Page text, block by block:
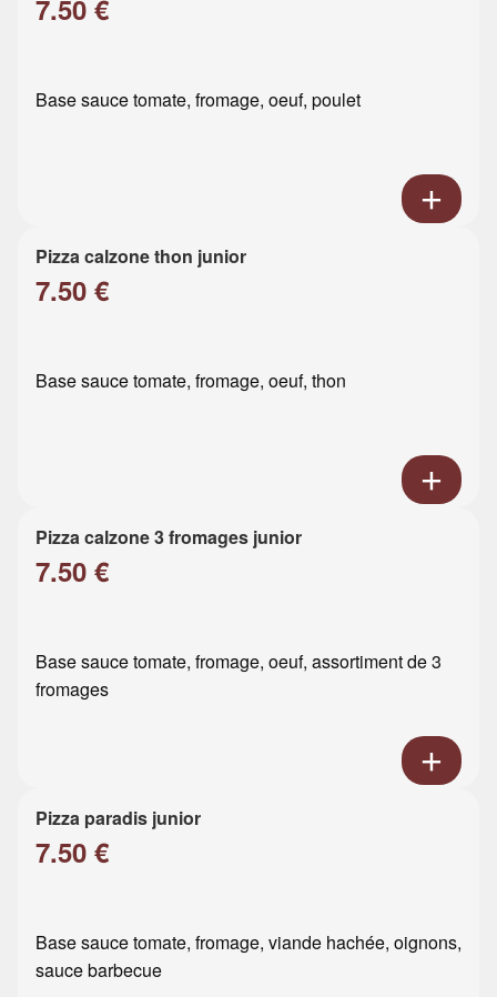
7.50 €
Base sauce tomate, fromage, oeuf, poulet
Pizza calzone thon junior
7.50 €
Base sauce tomate, fromage, oeuf, thon
Pizza calzone 3 fromages junior
7.50 €
Base sauce tomate, fromage, oeuf, assortiment de 3
fromages
Pizza paradis junior
7.50 €
Base sauce tomate, fromage, viande hachée, oignons,
sauce barbecue